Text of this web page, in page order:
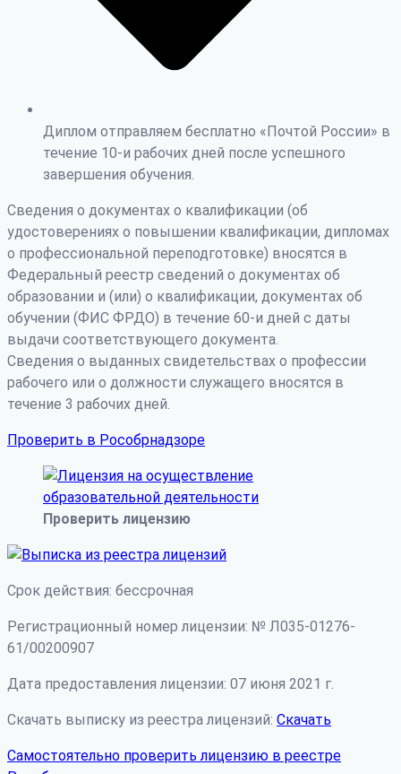
Диплом отправляем бесплатно «Почтой России» в
течение 10-и рабочих дней после успешного
завершения обучения.
Сведения о документах о квалификации (об
удостоверениях о повышении квалификации, дипломах
о профессиональной переподготовке) вносятся в
Федеральный реестр сведений о документах об
образовании и (или) о квалификации, документах об
обучении (ФИС ФРДО) в течение 60-и дней с даты
выдачи соответствующего документа.
Сведения о выданных свидетельствах о профессии
рабочего или о должности служащего вносятся в
течение 3 рабочих дней.
Проверить в Рособрнадзоре
Проверить лицензию
Срок действия: бессрочная
Регистрационный номер лицензии: № Л035-01276-
61/00200907
Дата предоставления лицензии: 07 июня 2021 г.
Скачать выписку из реестра лицензий: Скачать
Самостоятельно проверить лицензию в реестре